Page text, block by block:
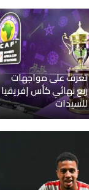
تعرف على مواجهات
ربع نهائي كأس إفريقيا
للسيدات